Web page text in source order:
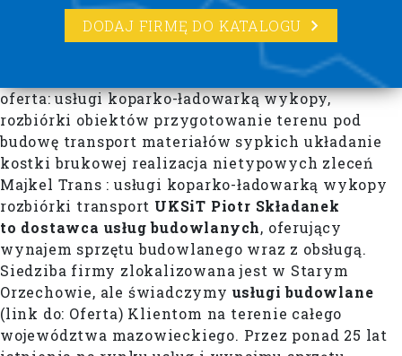
DODAJ FIRMĘ DO KATALOGU
oferta: usługi koparko-ładowarką wykopy,
rozbiórki obiektów przygotowanie terenu pod
budowę transport materiałów sypkich układanie
kostki brukowej realizacja nietypowych zleceń
Majkel Trans : usługi koparko-ładowarką wykopy
rozbiórki transport UKSiT Piotr Składanek
to dostawca usług budowlanych, oferujący
wynajem sprzętu budowlanego wraz z obsługą.
Siedziba firmy zlokalizowana jest w Starym
Orzechowie, ale świadczymy usługi budowlane
(link do: Oferta) Klientom na terenie całego
województwa mazowieckiego. Przez ponad 25 lat